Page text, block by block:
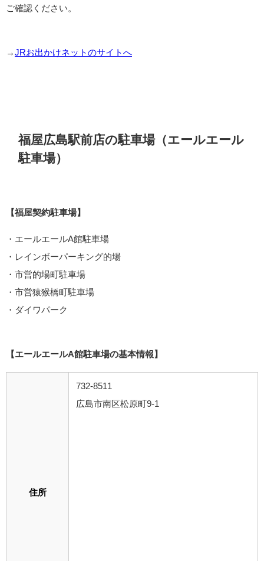
ご確認ください。
→ JRお出かけネットのサイトへ
福屋広島駅前店の駐車場（エールエール
駐車場）
【福屋契約駐車場】
・エールエールA館駐車場
・レインボーパーキング的場
・市営的場町駐車場
・市営猿猴橋町駐車場
・ダイワパーク
【エールエールA館駐車場の基本情報】
住所
732-8511
広島市南区松原町9-1